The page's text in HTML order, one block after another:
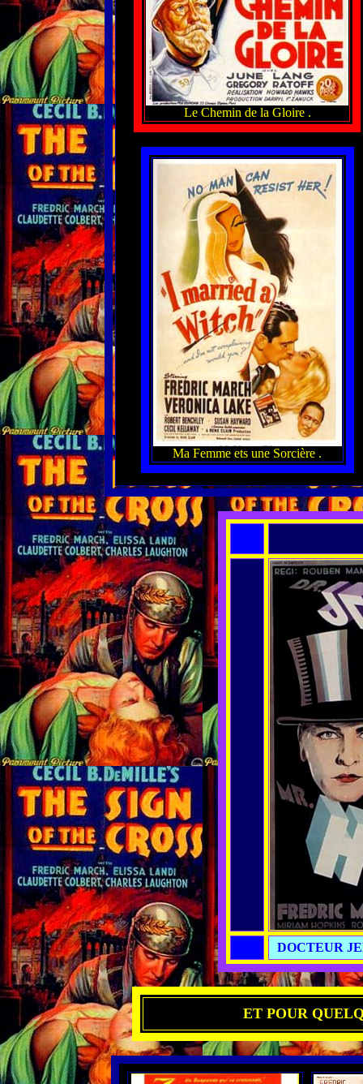
Le Chemin de la Gloire .
Ma Femme ets une Sorcière .
DOCTEUR
ET POUR